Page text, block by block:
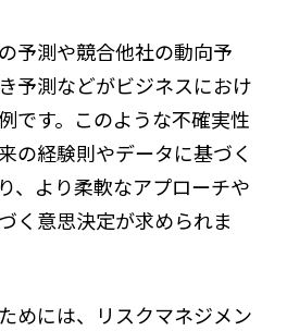
予測や競合他社の動向予
予測などがビジネスにおけ
です。このような不確実性
の経験則やデータに基づく
、より柔軟なアプローチや
く意思決定が求められま
めには、リスクマネジメン